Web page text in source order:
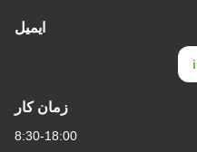
ایمیل
زمان کار
8:30-18:00